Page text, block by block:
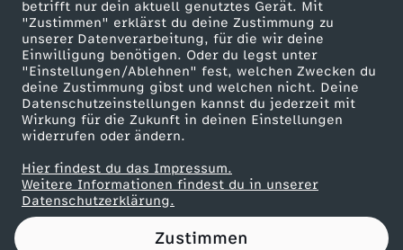
betrifft nur dein aktuell genutztes Gerät. Mit
"Zustimmen" erklärst du deine Zustimmung zu
unserer Datenverarbeitung, für die wir deine
Einwilligung benötigen. Oder du legst unter
"Einstellungen/Ablehnen" fest, welchen Zwecken du
deine Zustimmung gibst und welchen nicht. Deine
Datenschutzeinstellungen kannst du jederzeit mit
Wirkung für die Zukunft in deinen Einstellungen
widerrufen oder ändern.
Hier findest du das Impressum.
Weitere Informationen findest du in unserer
Datenschutzerklärung.
Zustimmen
e
Werbefernsehen
Mainzelmännchen
Partner